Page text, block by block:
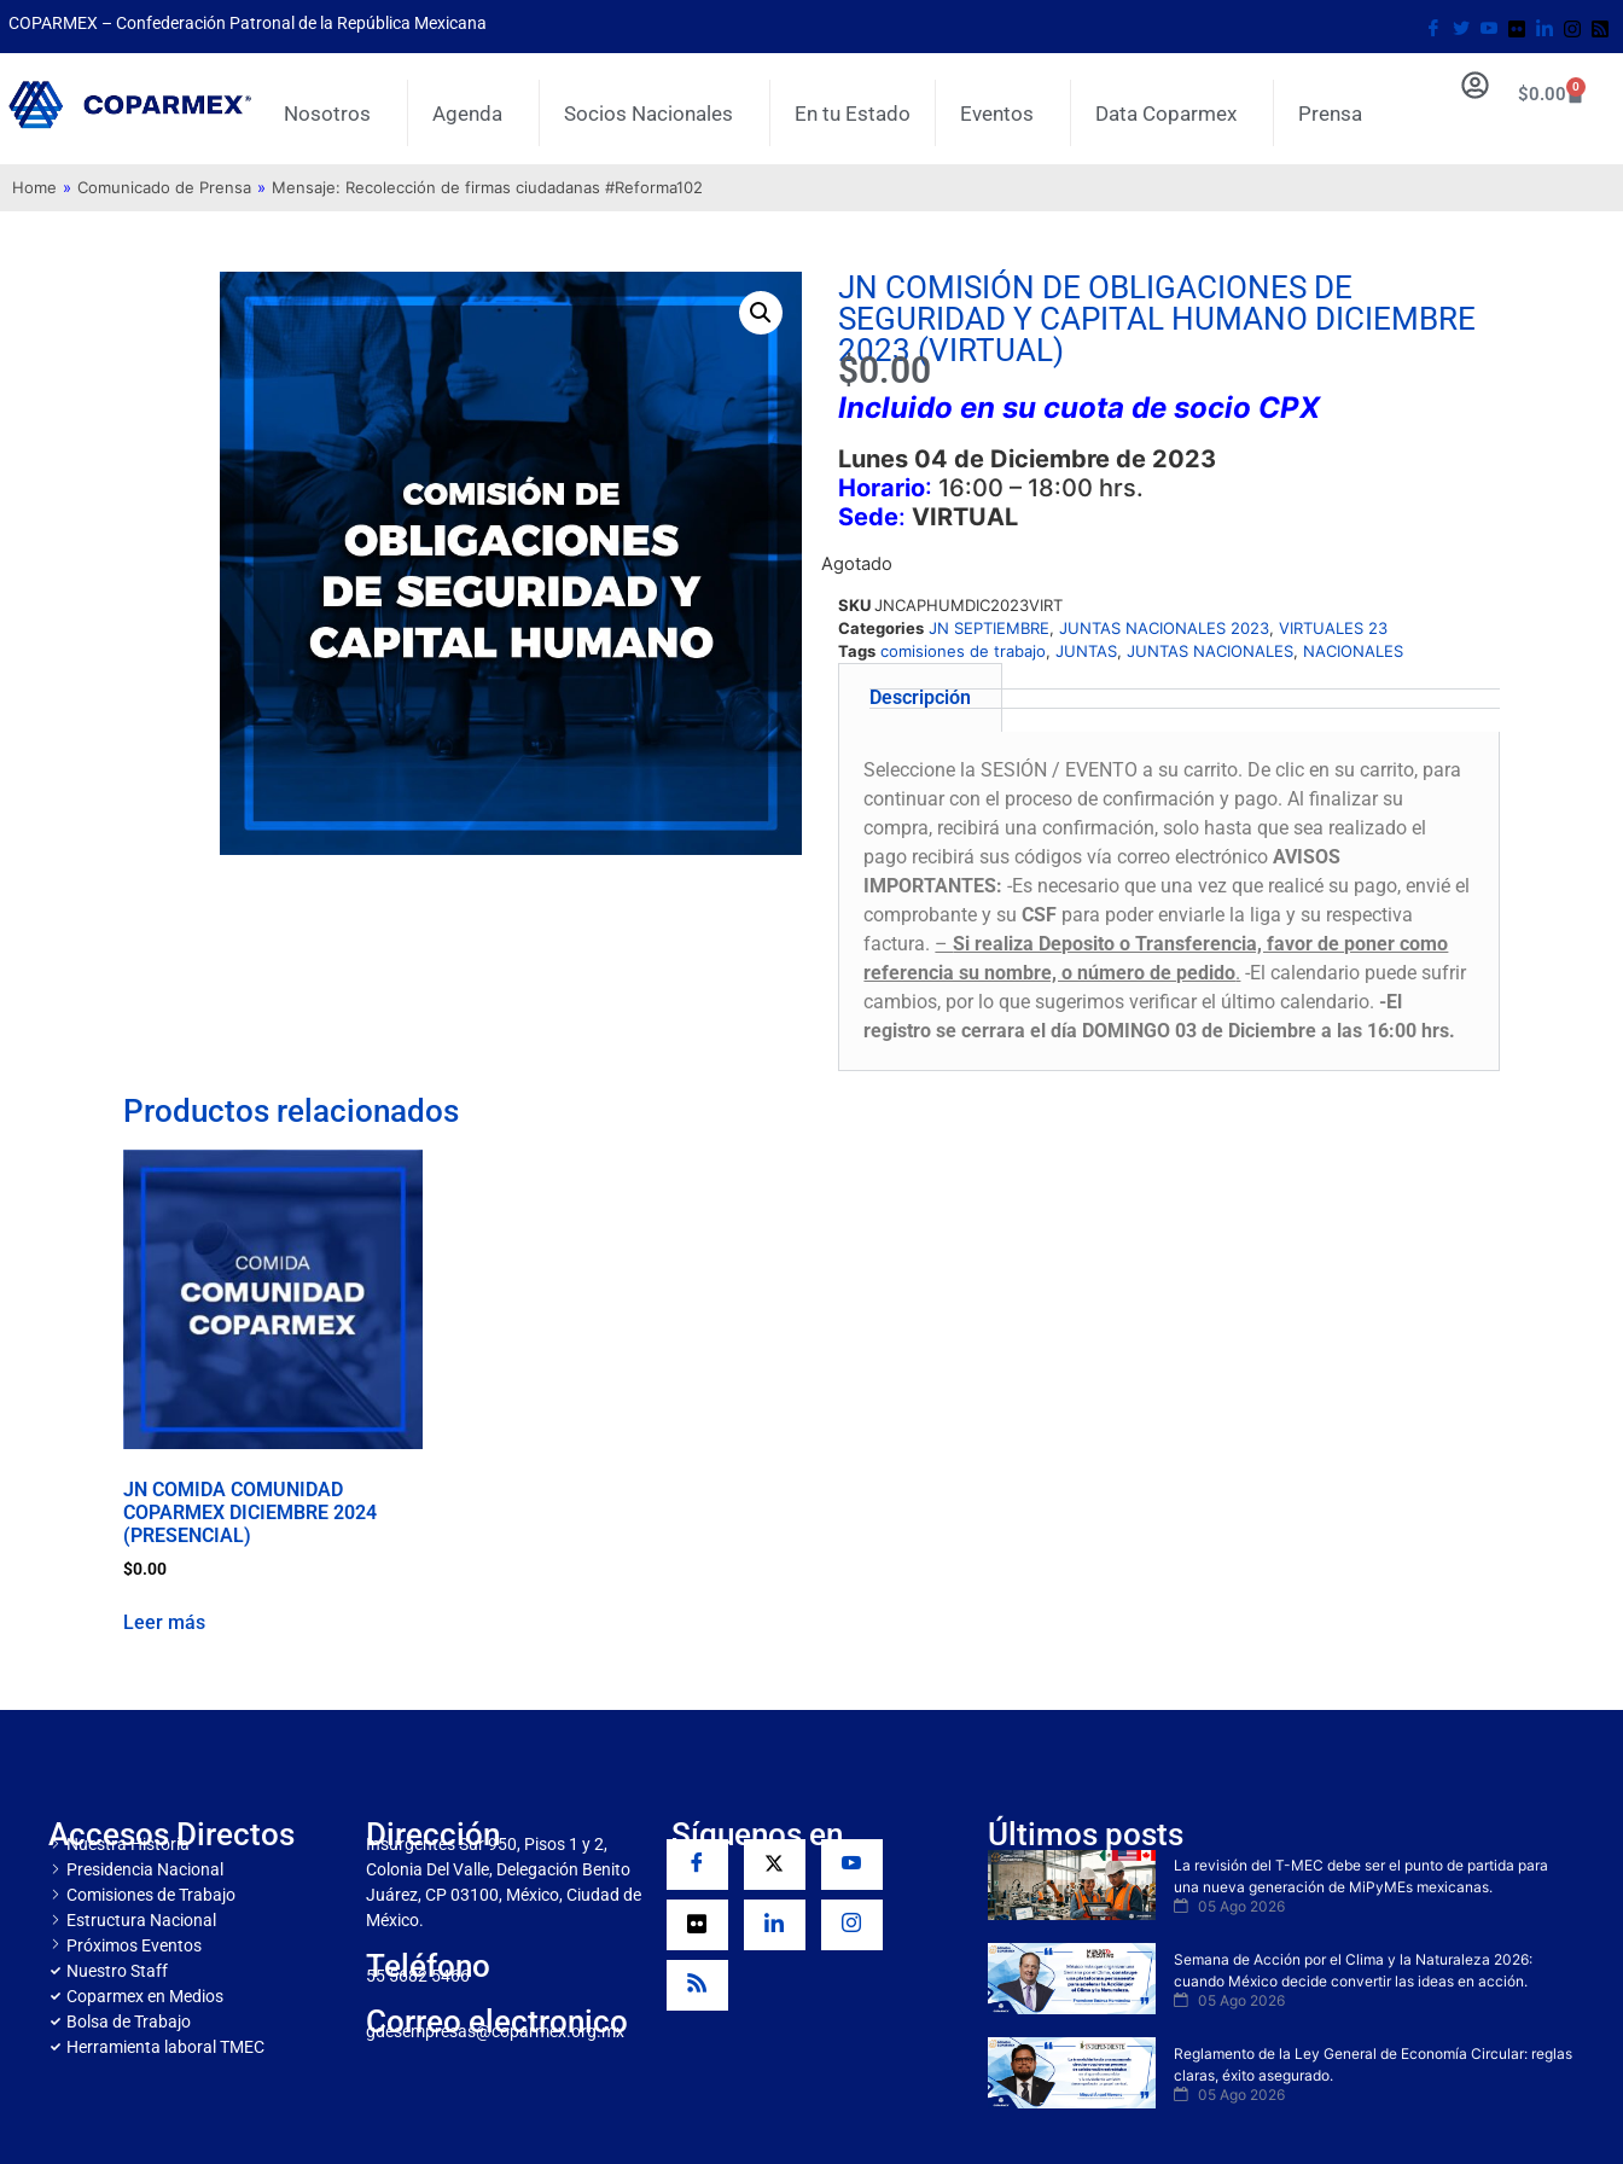
COPARMEX – Confederación Patronal de la República Mexicana
Nosotros Agenda Socios Nacionales En tu Estado Eventos Data Coparmex Prensa
$0.00 0
Home » Comunicado de Prensa » Mensaje: Recolección de firmas ciudadanas #Reforma102
JN COMISIÓN DE OBLIGACIONES DE
SEGURIDAD Y CAPITAL HUMANO DICIEMBRE
2023 (VIRTUAL)
$0.00
Incluido en su cuota de socio CPX
Lunes 04 de Diciembre de 2023
Horario: 16:00 – 18:00 hrs.
Sede: VIRTUAL
Agotado
SKUJNCAPHUMDIC2023VIRT
Categories JN SEPTIEMBRE,JUNTAS NACIONALES 2023,VIRTUALES 23
Tags comisiones de trabajo,JUNTAS,JUNTAS NACIONALES, NACIONALES
Descripción
Seleccione la SESIÓN / EVENTO a su carrito. De clic en su carrito, para
continuar con el proceso de confirmación y pago. Al finalizar su
compra, recibirá una confirmación, solo hasta que sea realizado el
pago recibirá sus códigos vía correo electrónicoAVISOS
IMPORTANTES: -Es necesario que una vez que realicé su pago, envié el
comprobante y suCSF para poder enviarle la liga y su respectiva
factura. –Si realiza Deposito o Transferencia, favor de poner como
referencia su nombre, o número de pedido. -El calendario puede sufrir
cambios, por lo que sugerimos verificar el último calendario. -El
registro se cerrara el día DOMINGO 03 de Diciembre a las 16:00 hrs.
Productos relacionados
JN COMIDA COMUNIDAD
COPARMEX DICIEMBRE 2024
(PRESENCIAL)
$0.00
Leer más
Accesos Directos
Nuestra Historia
Presidencia Nacional
Comisiones de Trabajo
Estructura Nacional
Próximos Eventos
Nuestro Staff
Coparmex en Medios
Bolsa de Trabajo
Herramienta laboral TMEC
Dirección
Insurgentes Sur 950, Pisos 1 y 2,
Colonia Del Valle, Delegación Benito
Juárez, CP 03100, México, Ciudad de
México.
Teléfono
55 5682 5466
Correo electronico
gdesempresas@coparmex.org.mx
Síguenos en Últimos posts
La revisión del T-MEC debe ser el punto de partida para
una nueva generación de MiPyMEs mexicanas.
05 Ago 2026
Semana de Acción por el Clima y la Naturaleza 2026:
cuando México decide convertir las ideas en acción.
05 Ago 2026
Reglamento de la Ley General de Economía Circular: reglas
claras, éxito asegurado.
05 Ago 2026